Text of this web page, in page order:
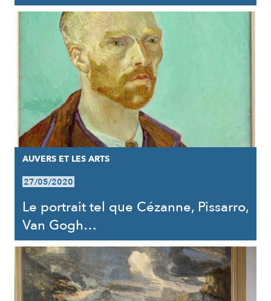
AUVERS ET LES ARTS
27/05/2020
Le portrait tel que Cézanne, Pissarro,
Van Gogh…